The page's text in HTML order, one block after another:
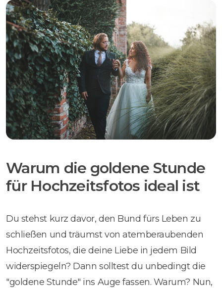
Warum die goldene Stunde
für Hochzeitsfotos ideal ist
Du stehst kurz davor, den Bund fürs Leben zu
schließen und träumst von atemberaubenden
Hochzeitsfotos, die deine Liebe in jedem Bild
widerspiegeln? Dann solltest du unbedingt die
"goldene Stunde" ins Auge fassen. Warum? Nun,